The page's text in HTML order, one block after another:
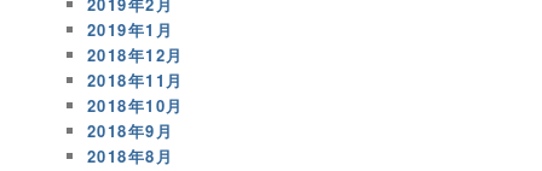
2019年2月
2019年1月
2018年12月
2018年11月
2018年10月
2018年9月
2018年8月